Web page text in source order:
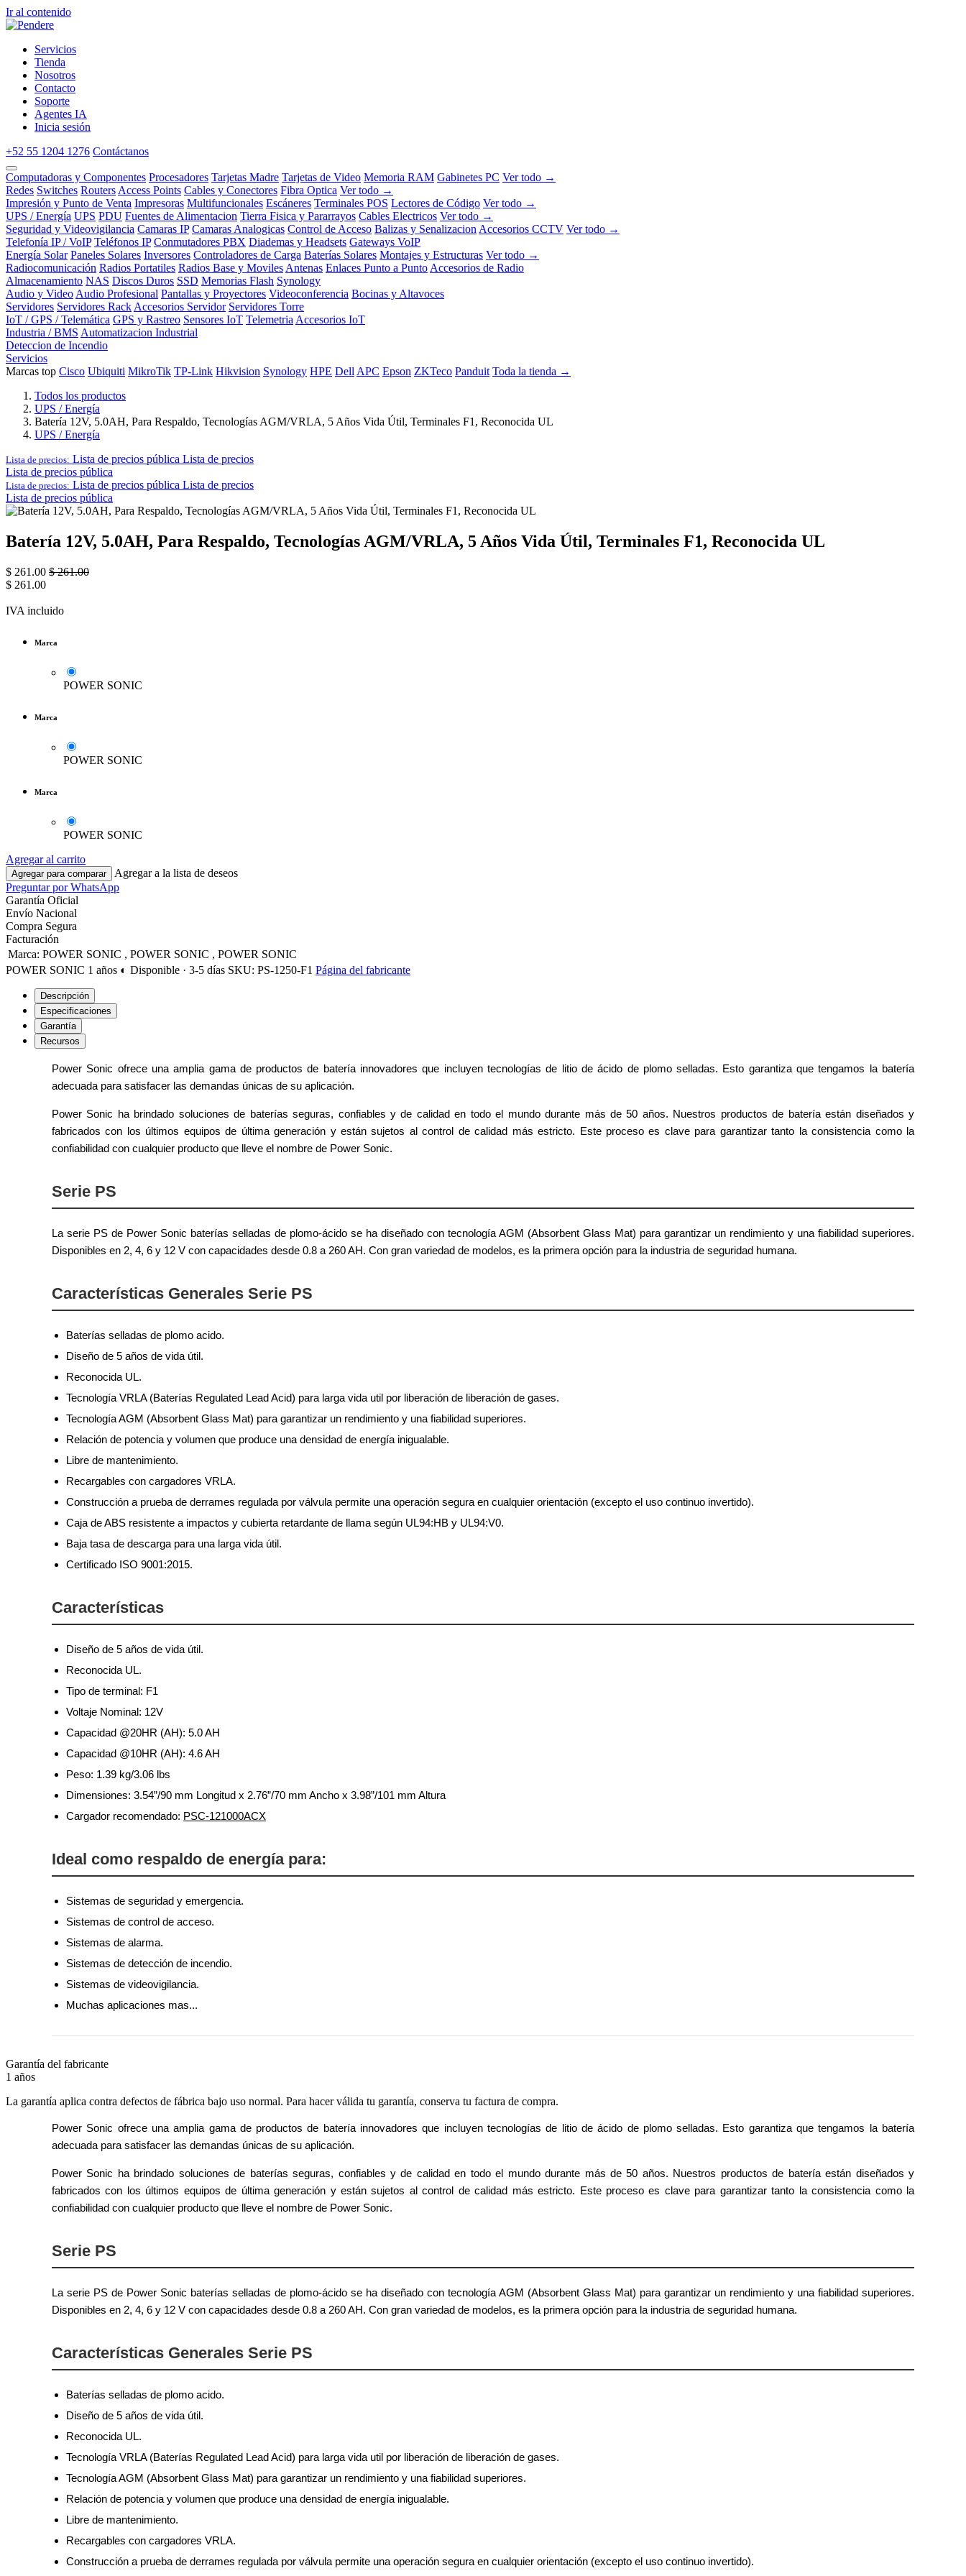
Ir al contenido
Servicios
Tienda
Nosotros
Contacto
Soporte
Agentes IA
Inicia sesión
+52 55 1204 1276 Contáctanos
Computadoras y Componentes Procesadores Tarjetas Madre Tarjetas de Video Memoria RAM Gabinetes PC Ver todo →
Redes Switches Routers Access Points Cables y Conectores Fibra Optica Ver todo →
Impresión y Punto de Venta Impresoras Multifuncionales Escáneres Terminales POS Lectores de Código Ver todo →
UPS / Energía UPS PDU Fuentes de Alimentacion Tierra Fisica y Pararrayos Cables Electricos Ver todo →
Seguridad y Videovigilancia Camaras IP Camaras Analogicas Control de Acceso Balizas y Senalizacion Accesorios CCTV Ver todo →
Telefonía IP / VoIP Teléfonos IP Conmutadores PBX Diademas y Headsets Gateways VoIP
Energía Solar Paneles Solares Inversores Controladores de Carga Baterías Solares Montajes y Estructuras Ver todo →
Radiocomunicación Radios Portatiles Radios Base y Moviles Antenas Enlaces Punto a Punto Accesorios de Radio
Almacenamiento NAS Discos Duros SSD Memorias Flash Synology
Audio y Video Audio Profesional Pantallas y Proyectores Videoconferencia Bocinas y Altavoces
Servidores Servidores Rack Accesorios Servidor Servidores Torre
IoT / GPS / Telemática GPS y Rastreo Sensores IoT Telemetria Accesorios IoT
Industria / BMS Automatizacion Industrial
Deteccion de Incendio
Servicios
Marcas top Cisco Ubiquiti MikroTik TP-Link Hikvision Synology HPE Dell APC Epson ZKTeco Panduit Toda la tienda →
Todos los productos
UPS / Energía
Batería 12V, 5.0AH, Para Respaldo, Tecnologías AGM/VRLA, 5 Años Vida Útil, Terminales F1, Reconocida UL
UPS / Energía
Lista de precios: Lista de precios pública Lista de precios
Lista de precios pública
Lista de precios: Lista de precios pública Lista de precios
Lista de precios pública
Batería 12V, 5.0AH, Para Respaldo, Tecnologías AGM/VRLA, 5 Años Vida Útil, Terminales F1, Reconocida UL
$ 261.00 $261.00
$ 261.00
IVA incluido
Marca
POWER SONIC
Marca
POWER SONIC
Marca
POWER SONIC
Agregar al carrito
Agregar para comparar
Agregar a la lista de deseos
Preguntar por WhatsApp
Garantía Oficial
Envío Nacional
Compra Segura
Facturación
Marca: POWER SONIC , POWER SONIC , POWER SONIC
POWER SONIC 1 años ◐ Disponible · 3-5 días SKU: PS-1250-F1 Página del fabricante
Descripción
Especificaciones
Garantía
Recursos
Power Sonic ofrece una amplia gama de productos de batería innovadores que incluyen tecnologías de litio de ácido de plomo selladas. Esto garantiza que tengamos la batería
adecuada para satisfacer las demandas únicas de su aplicación.
Power Sonic ha brindado soluciones de baterías seguras, confiables y de calidad en todo el mundo durante más de 50 años. Nuestros productos de batería están diseñados y
fabricados con los últimos equipos de última generación y están sujetos al control de calidad más estricto. Este proceso es clave para garantizar tanto la consistencia como la
confiabilidad con cualquier producto que lleve el nombre de Power Sonic.
Serie PS
La serie PS de Power Sonic baterías selladas de plomo-ácido se ha diseñado con tecnología AGM (Absorbent Glass Mat) para garantizar un rendimiento y una fiabilidad superiores.
Disponibles en 2, 4, 6 y 12 V con capacidades desde 0.8 a 260 AH. Con gran variedad de modelos, es la primera opción para la industria de seguridad humana.
Características Generales Serie PS
Baterías selladas de plomo acido.
Diseño de 5 años de vida útil.
Reconocida UL.
Tecnología VRLA (Baterías Regulated Lead Acid) para larga vida util por liberación de liberación de gases.
Tecnología AGM (Absorbent Glass Mat) para garantizar un rendimiento y una fiabilidad superiores.
Relación de potencia y volumen que produce una densidad de energía inigualable.
Libre de mantenimiento.
Recargables con cargadores VRLA.
Construcción a prueba de derrames regulada por válvula permite una operación segura en cualquier orientación (excepto el uso continuo invertido).
Caja de ABS resistente a impactos y cubierta retardante de llama según UL94:HB y UL94:V0.
Baja tasa de descarga para una larga vida útil.
Certificado ISO 9001:2015.
Características
Diseño de 5 años de vida útil.
Reconocida UL.
Tipo de terminal: F1
Voltaje Nominal: 12V
Capacidad @20HR (AH): 5.0 AH
Capacidad @10HR (AH): 4.6 AH
Peso: 1.39 kg/3.06 lbs
Dimensiones: 3.54”/90 mm Longitud x 2.76”/70 mm Ancho x 3.98”/101 mm Altura
Cargador recomendado: PSC-121000ACX
Ideal como respaldo de energía para:
Sistemas de seguridad y emergencia.
Sistemas de control de acceso.
Sistemas de alarma.
Sistemas de detección de incendio.
Sistemas de videovigilancia.
Muchas aplicaciones mas...
Garantía del fabricante
1 años
La garantía aplica contra defectos de fábrica bajo uso normal. Para hacer válida tu garantía, conserva tu factura de compra.
Power Sonic ofrece una amplia gama de productos de batería innovadores que incluyen tecnologías de litio de ácido de plomo selladas. Esto garantiza que tengamos la batería
adecuada para satisfacer las demandas únicas de su aplicación.
Power Sonic ha brindado soluciones de baterías seguras, confiables y de calidad en todo el mundo durante más de 50 años. Nuestros productos de batería están diseñados y
fabricados con los últimos equipos de última generación y están sujetos al control de calidad más estricto. Este proceso es clave para garantizar tanto la consistencia como la
confiabilidad con cualquier producto que lleve el nombre de Power Sonic.
Serie PS
La serie PS de Power Sonic baterías selladas de plomo-ácido se ha diseñado con tecnología AGM (Absorbent Glass Mat) para garantizar un rendimiento y una fiabilidad superiores.
Disponibles en 2, 4, 6 y 12 V con capacidades desde 0.8 a 260 AH. Con gran variedad de modelos, es la primera opción para la industria de seguridad humana.
Características Generales Serie PS
Baterías selladas de plomo acido.
Diseño de 5 años de vida útil.
Reconocida UL.
Tecnología VRLA (Baterías Regulated Lead Acid) para larga vida util por liberación de liberación de gases.
Tecnología AGM (Absorbent Glass Mat) para garantizar un rendimiento y una fiabilidad superiores.
Relación de potencia y volumen que produce una densidad de energía inigualable.
Libre de mantenimiento.
Recargables con cargadores VRLA.
Construcción a prueba de derrames regulada por válvula permite una operación segura en cualquier orientación (excepto el uso continuo invertido).